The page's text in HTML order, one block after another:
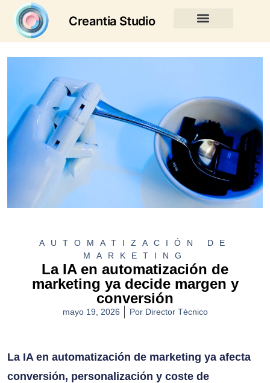
Creantia Studio
AUTOMATIZACIÓN DE
MARKETING
La IA en automatización de
marketing ya decide margen y
conversión
mayo 19, 2026 PorDirector Técnico
La IA en automatización de marketing ya afecta
conversión, personalización y coste de